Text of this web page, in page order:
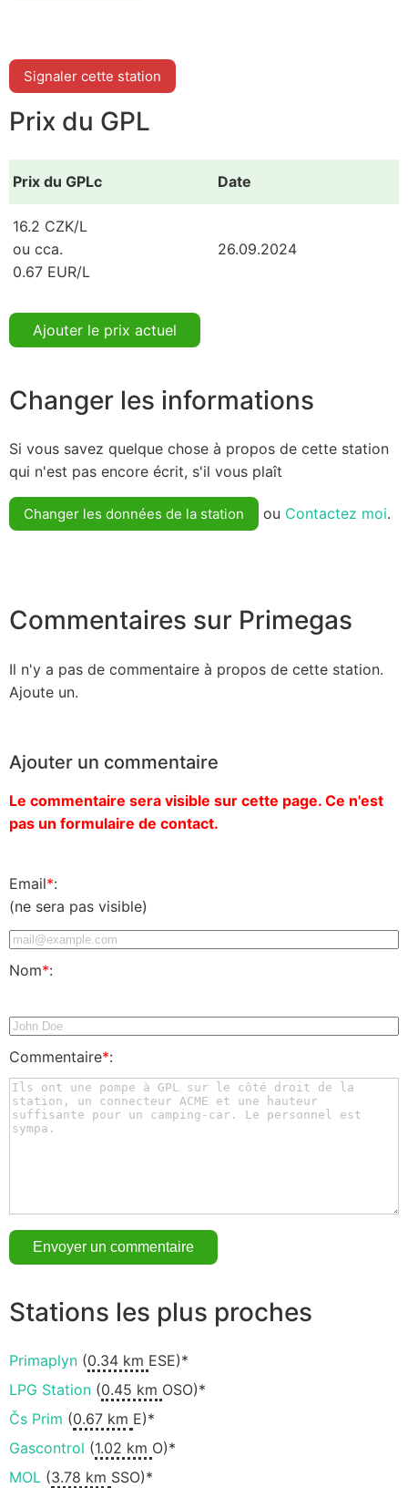
Signaler cette station
Prix du GPL
Prix du GPLc Date
16.2 CZK/L
ou cca.
0.67 EUR/L
26.09.2024
Ajouter le prix actuel
Changer les informations
Si vous savez quelque chose à propos de cette station
qui n'est pas encore écrit, s'il vous plaît
Changer les données de la station ou Contactez moi.
Commentaires sur Primegas
Il n'y a pas de commentaire à propos de cette station.
Ajoute un.
Ajouter un commentaire
Le commentaire sera visible sur cette page. Ce n'est
pas un formulaire de contact.
Email*:
(ne sera pas visible)
Nom*:
Commentaire*:
Stations les plus proches
Primaplyn (0.34 km ESE)*
LPG Station (0.45 km OSO)*
Čs Prim (0.67 km E)*
Gascontrol (1.02 km O)*
MOL (3.78 km SSO)*